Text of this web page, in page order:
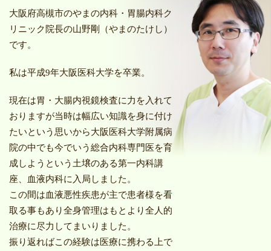
大阪府高槻市のやまの内科・胃腸内科ク
リニック院長の山野剛（やまのたけし）
です。
私は平成9年大阪医科大学を卒業。
現在は胃・大腸内視鏡検査に力を入れて
おりますが当時は幅広い知識を身に付け
たいという思いから大阪医科大学附属病
院の中でも今でいう総合内科専門医を育
成しようという土壌のある第一内科講
座、血液内科に入局しました。
この間は血液悪性疾患が主で患者様を看
取る事もあり全身管理はもとより全人的
治療に尽力してまいりました。
振り返ればこの経験は医療に携わる上で